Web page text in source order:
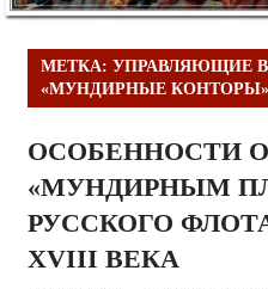
МЕТКА: УПРАВЛЯЮЩИЕ
«МУНДИРНЫЕ КОНТОРЫ»
ОСОБЕННОСТИ
«МУНДИРНЫМ
РУССКОГО
ХVIII ВЕКА